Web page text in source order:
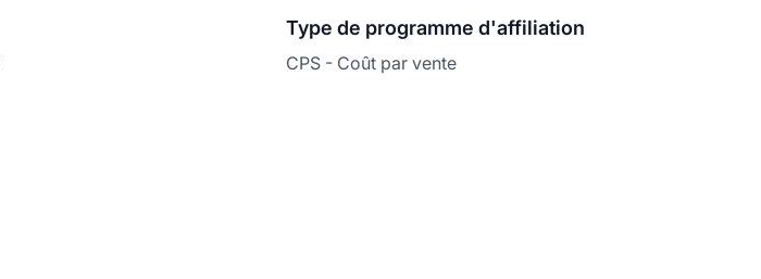
Type de programme d'affiliation
CPS - Coût par vente